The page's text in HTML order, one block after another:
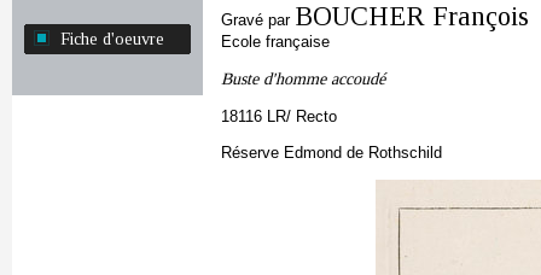
Fiche d'oeuvre
Gravé par BOUCHER François
Ecole française
Buste d'homme accoudé
18116 LR/ Recto
Réserve Edmond de Rothschild